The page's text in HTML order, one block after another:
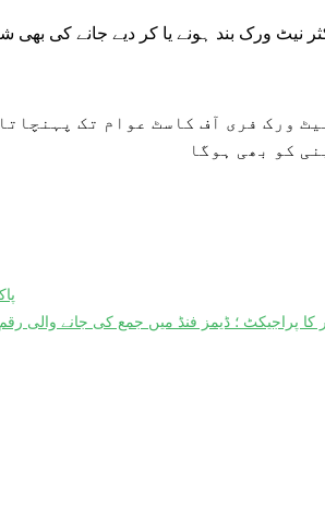
نیٹ ورک بند ہونے یا کر دیے جانے کی بھی
ورک فری آف کاسٹ عوام تک
کو بھی ہوگا
فنڈ میں جمع کی جانے والی رقم 17 ارب ہوگئی اب تک کتنے پیسے خرچ کیے گئے ؛سٹیٹ بینک نے بتادیا